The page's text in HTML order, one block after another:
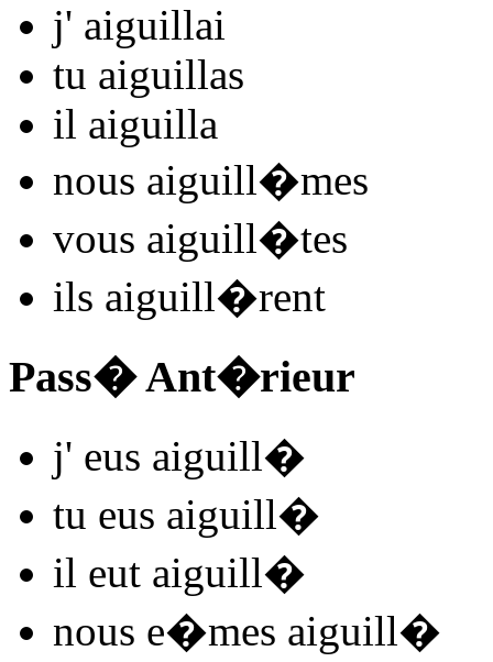
j' aiguillai
tu aiguillas
il aiguilla
nous aiguill�mes
vous aiguill�tes
ils aiguill�rent
Pass� Ant�rieur
j' eus aiguill�
tu eus aiguill�
il eut aiguill�
nous e�mes aiguill�